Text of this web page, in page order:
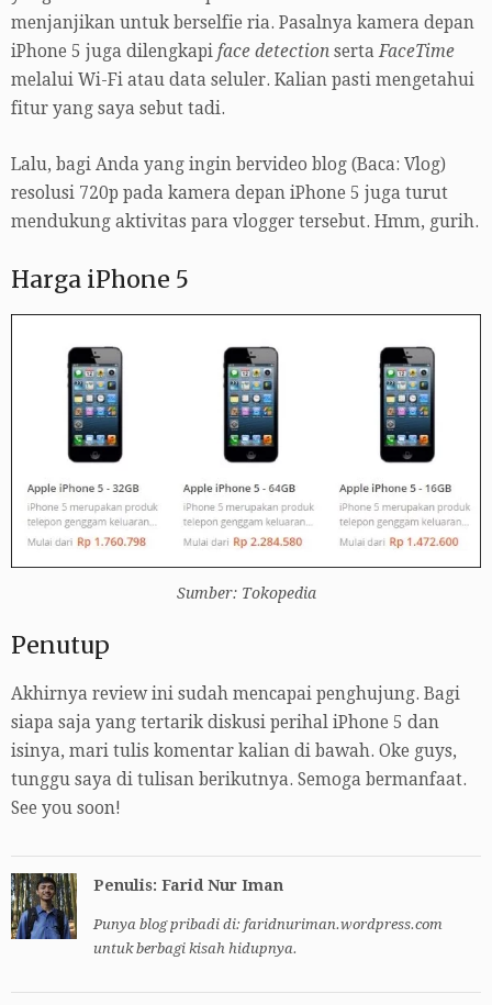
menjanjikan untuk berselfie ria. Pasalnya kamera depan
iPhone 5 juga dilengkapi face detection sertaFaceTime
melalui Wi-Fi atau data seluler. Kalian pasti mengetahui
fitur yang saya sebut tadi.
Lalu, bagi Anda yang ingin bervideo blog (Baca: Vlog)
resolusi 720p pada kamera depan iPhone 5 juga turut
mendukung aktivitas para vlogger tersebut. Hmm, gurih.
Harga iPhone 5
Sumber: Tokopedia
Penutup
Akhirnya review ini sudah mencapai penghujung. Bagi
siapa saja yang tertarik diskusi perihal iPhone 5 dan
isinya, mari tulis komentar kalian di bawah. Oke guys,
tunggu saya di tulisan berikutnya. Semoga bermanfaat.
See you soon!
Penulis: Farid Nur Iman
Punya blog pribadi di: faridnuriman.wordpress.com
untuk berbagi kisah hidupnya.